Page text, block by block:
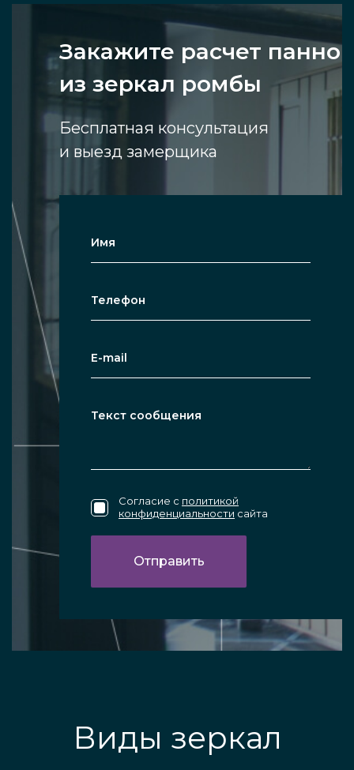
Закажите расчет панно
из зеркал ромбы
Бесплатная консультация
и выезд замерщика
Согласие с политикой
конфиденциальности сайта
Виды зеркал